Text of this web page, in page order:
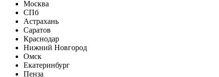
Москва
СПб
Астрахань
Саратов
Краснодар
Нижний Новгород
Омск
Екатеринбург
Пенза